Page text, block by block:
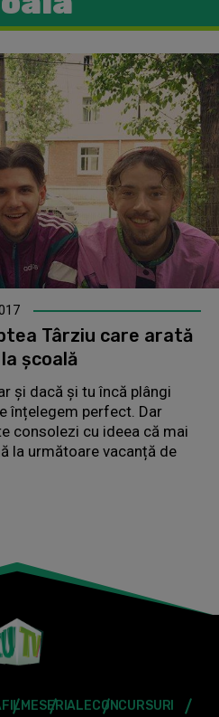
Târziu care arată
școală
și dacă și tu încă plângi
înțelegem perfect. Dar
consolezi cu ideea că mai
la următoare vacanță de
FILMESERIALECONCURSURI